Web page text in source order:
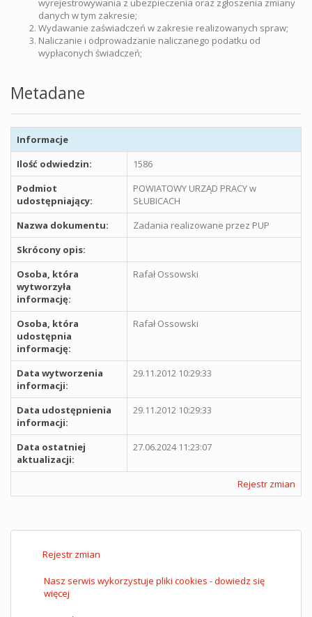
wyrejestrowywania z ubezpieczenia oraz zgłoszenia zmiany
danych w tym zakresie;
Wydawanie zaświadczeń w zakresie realizowanych spraw;
Naliczanie i odprowadzanie naliczanego podatku od
wypłaconych świadczeń;
Metadane
Informacje
Ilość odwiedzin:
1586
Podmiot
udostępniający:
POWIATOWY URZĄD PRACY w
SŁUBICACH
Nazwa dokumentu:
Zadania realizowane przez PUP
Skrócony opis:
Osoba, która
wytworzyła
informację:
Rafał Ossowski
Osoba, która
udostępnia
informację:
Rafał Ossowski
Data wytworzenia
informacji:
29.11.2012 10:29:33
Data udostępnienia
informacji:
29.11.2012 10:29:33
Data ostatniej
aktualizacji:
27.06.2024 11:23:07
Rejestr zmian
Rejestr zmian
Nasz serwis wykorzystuje pliki cookies - dowiedz się
więcej